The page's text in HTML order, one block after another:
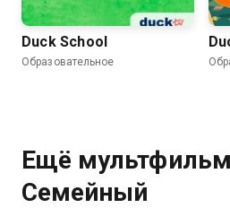
Duck School
Образовательное
Ещё
Семейный